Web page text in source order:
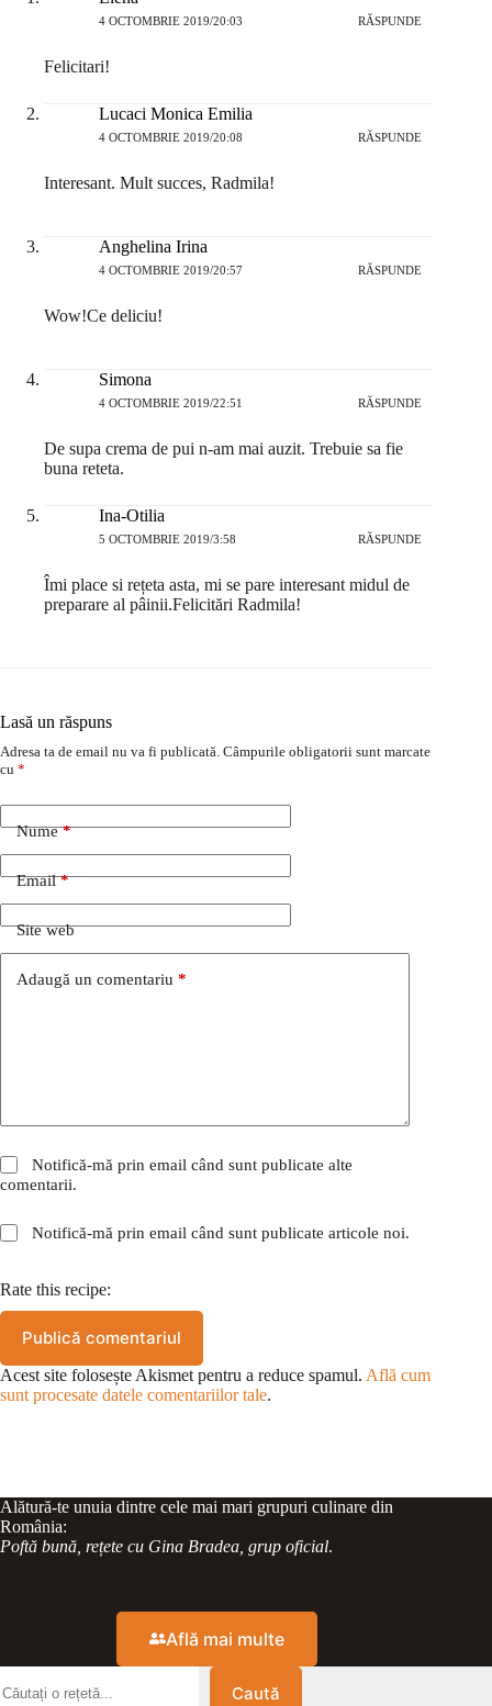
4 OCTOMBRIE 2019/20:03 RĂSPUNDE
Felicitari!
Lucaci Monica Emilia
4 OCTOMBRIE 2019/20:08 RĂSPUNDE
Interesant. Mult succes, Radmila!
Anghelina Irina
4 OCTOMBRIE 2019/20:57 RĂSPUNDE
Wow!Ce deliciu!
Simona
4 OCTOMBRIE 2019/22:51 RĂSPUNDE
De supa crema de pui n-am mai auzit. Trebuie sa fie
buna reteta.
Ina-Otilia
5 OCTOMBRIE 2019/3:58 RĂSPUNDE
Îmi place si rețeta asta, mi se pare interesant midul de
preparare al pâinii.Felicitări Radmila!
Lasă un răspuns
Adresa ta de email nu va fi publicată. Câmpurile obligatorii sunt marcate
cu *
Nume*
Email*
Site web
Adaugă un comentariu *
Notifică-mă prin email când sunt publicate alte
comentarii.
Notifică-mă prin email când sunt publicate articole noi.
Rate this recipe:
Publică comentariul
Acest site folosește Akismet pentru a reduce spamul. Află cum
sunt procesate datele comentariilor tale.
Alătură-te unuia dintre cele mai mari grupuri culinare din
România:
Poftă bună, rețete cu Gina Bradea, grup oficial.
Află mai multe
Caută